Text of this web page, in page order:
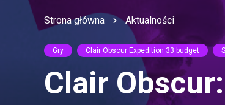
Strona główna Aktualności
Gry Clair Obscur Expedition 33 budget
Clair